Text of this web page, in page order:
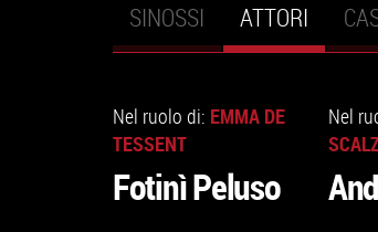
Schede primarie
SINOSSI ATTORI
Nel ruolo di: EMMA DE
TESSENT
Fotinì Peluso
Nel